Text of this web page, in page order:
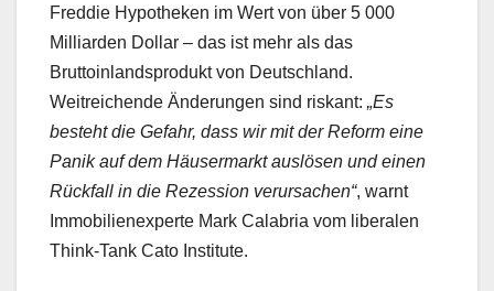
Freddie Hypotheken im Wert von über 5 000
Milliarden Dollar – das ist mehr als das
Bruttoinlandsprodukt von Deutschland.
Weitreichende Änderungen sind riskant: „Es
besteht die Gefahr, dass wir mit der Reform eine
Panik auf dem Häusermarkt auslösen und einen
Rückfall in die Rezession verursachen“, warnt
Immobilienexperte Mark Calabria vom liberalen
Think-Tank Cato Institute.